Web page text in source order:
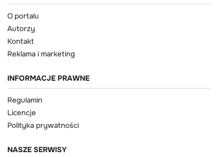
O portalu
Autorzy
Kontakt
Reklama i marketing
INFORMACJE PRAWNE
Regulamin
Licencje
Polityka prywatności
NASZE SERWISY